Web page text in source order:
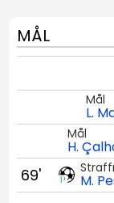
MÅL
Mål
L.
Mål
H.
M.
69'